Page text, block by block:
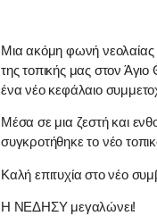
Μια ακόμη φωνή
της τοπικής μας στον
ένα νέο κεφάλαιο
Μέσα σε μια ζεστή και
συγκροτήθηκε το νέο
Καλή επιτυχία στο νέο
Η ΝΕΔΗΣΥ μεγαλώνει!